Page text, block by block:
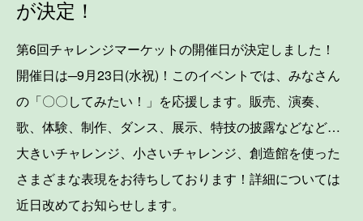
が決定！
第6回チャレンジマーケットの開催日が決定しました！
開催日は─9月23日(水祝)！このイベントでは、みなさん
の「〇〇してみたい！」を応援します。販売、演奏、
歌、体験、制作、ダンス、展示、特技の披露などなど…
大きいチャレンジ、小さいチャレンジ、創造館を使った
さまざまな表現をお待ちしております！詳細については
近日改めてお知らせします。